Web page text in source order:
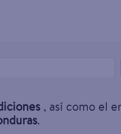
, así como el
.